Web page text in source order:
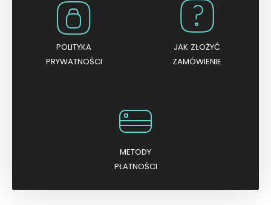
POLITYKA
PRYWATNOŚCI
JAK ZŁOŻYĆ
ZAMÓWIENIE
METODY
PŁATNOŚCI